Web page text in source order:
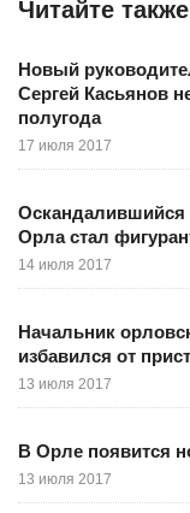
Читайте также
Новый
Сергей Касьянов
полугода
17 июля 2017
Орла стал
14 июля 2017
Начальник
избавился от
13 июля 2017
В Орле появится
13 июля 2017